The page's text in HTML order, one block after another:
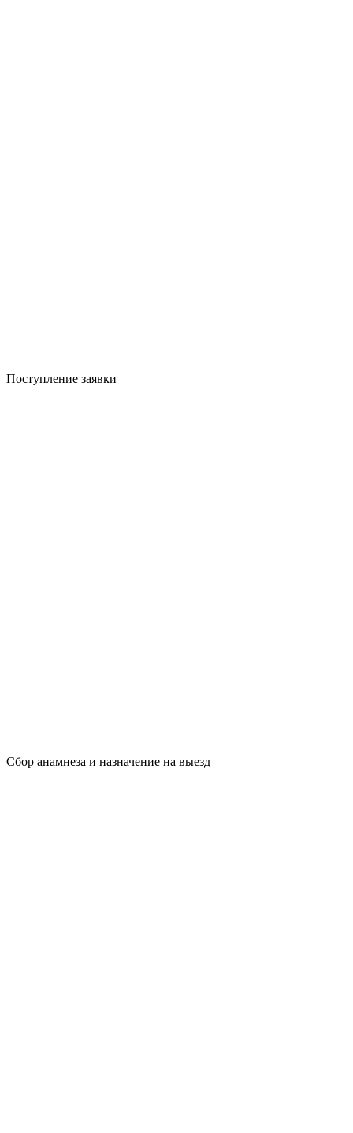
Поступление заявки
Сбор анамнеза и назначение на выезд